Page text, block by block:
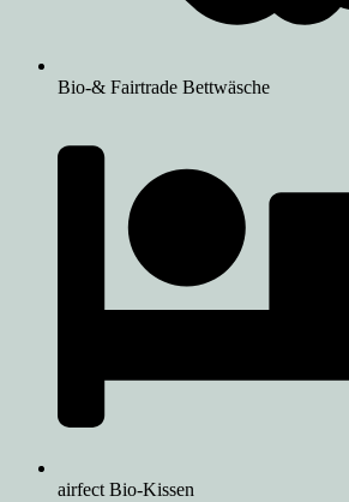
Bio-& Fairtrade Bettwäsche
airfect Bio-Kissen